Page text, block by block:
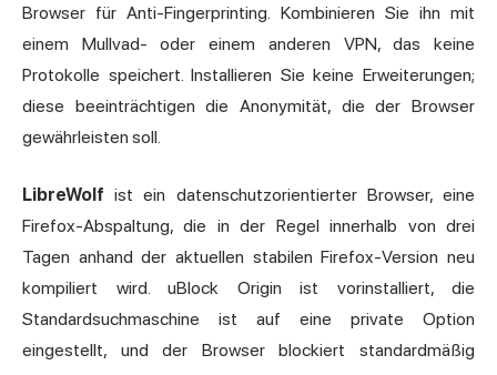
Browser für Anti-Fingerprinting. Kombinieren Sie ihn mit
einem Mullvad- oder einem anderen VPN, das keine
Protokolle speichert. Installieren Sie keine Erweiterungen;
diese beeinträchtigen die Anonymität, die der Browser
gewährleisten soll.
LibreWolf ist ein datenschutzorientierter Browser, eine
Firefox-Abspaltung, die in der Regel innerhalb von drei
Tagen anhand der aktuellen stabilen Firefox-Version neu
kompiliert wird. uBlock Origin ist vorinstalliert, die
Standardsuchmaschine ist auf eine private Option
eingestellt, und der Browser blockiert standardmäßig